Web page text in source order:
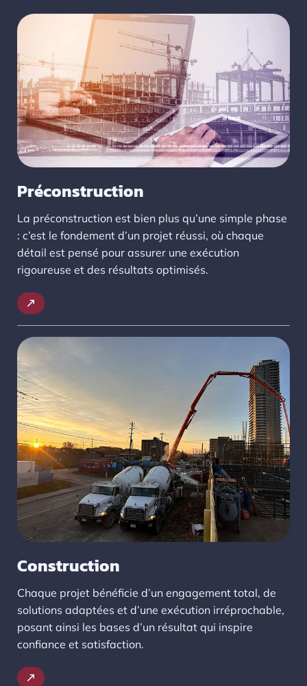
Préconstruction
La préconstruction est bien plus qu’une simple phase
: c’est le fondement d’un projet réussi, où chaque
détail est pensé pour assurer une exécution
rigoureuse et des résultats optimisés.
Construction
Chaque projet bénéficie d’un engagement total, de
solutions adaptées et d’une exécution irréprochable,
posant ainsi les bases d’un résultat qui inspire
confiance et satisfaction.